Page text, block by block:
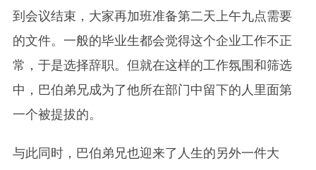
到会议结束，大家再加班准备第二天上午九点需要
的文件。一般的毕业生都会觉得这个企业工作不正
常，于是选择辞职。但就在这样的工作氛围和筛选
中，巴伯弟兄成为了他所在部门中留下的人里面第
一个被提拔的。
与此同时，巴伯弟兄也迎来了人生的另外一件大